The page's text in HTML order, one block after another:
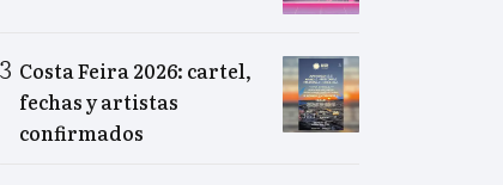
Costa Feira 2026: cartel,
fechas y artistas
confirmados